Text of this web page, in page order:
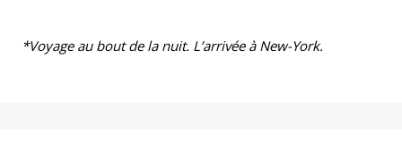
*Voyage au bout de la nuit. L’arrivée à New-York.